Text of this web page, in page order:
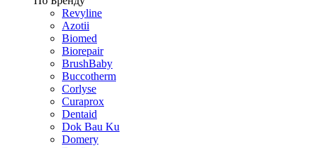
Revyline
Azotii
Biomed
Biorepair
BrushBaby
Buccotherm
Corlyse
Curaprox
Dentaid
Dok Bau Ku
Domery